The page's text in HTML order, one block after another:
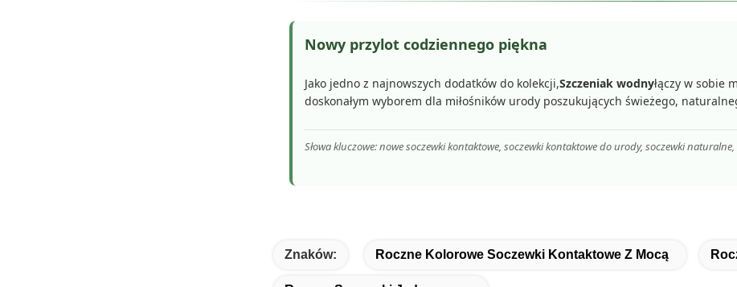
Nowy przylot codziennego piękna
Jako jedno z najnowszych dodatków do kolekcji,Szczeniak wodnyłączy w sobie
doskonałym wyborem dla miłośników urody poszukujących świeżego,
Słowa kluczowe: nowe soczewki kontaktowe, soczewki kontaktowe do urody, soczewki
Znaków: Roczne Kolorowe Soczewki Kontaktowe Z Mocą